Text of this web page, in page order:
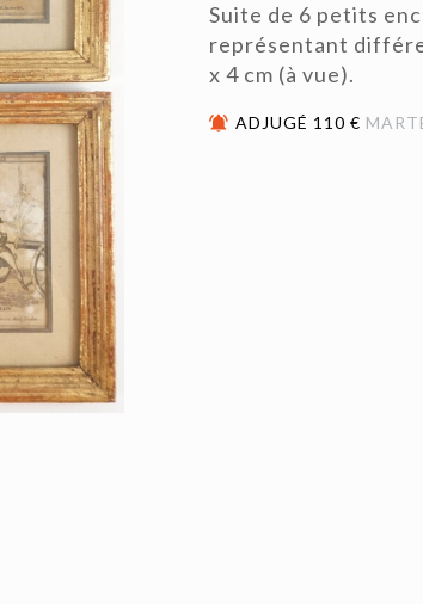
Suite de 6 petits
représentant
x 4 cm (à vue).
ADJUGÉ 110 €